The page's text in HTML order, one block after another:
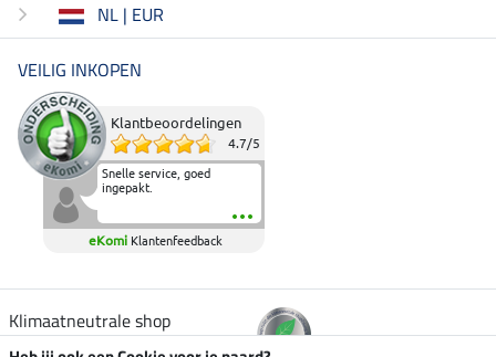
NL | EUR
VEILIG INKOPEN
Klantbeoordelingen
4.7/5
Snelle service, goed
ingepakt.
eKomi Klantenfeedback
Klimaatneutrale shop